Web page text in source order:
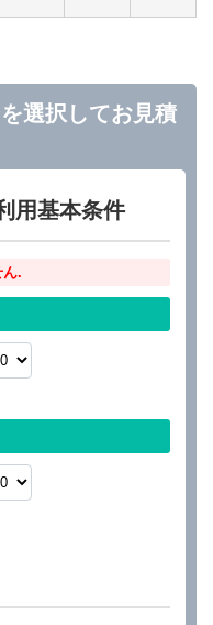
選択してお見積
用基本条件
ん.